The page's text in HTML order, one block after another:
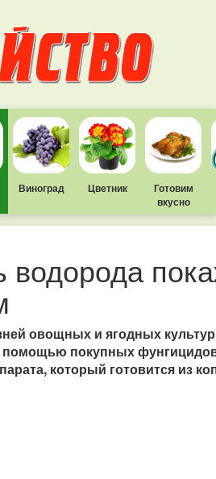
Виноград Цветник
Готовим
вкусно
водорода
овощных и ягодных
помощью покупных
который готовится из